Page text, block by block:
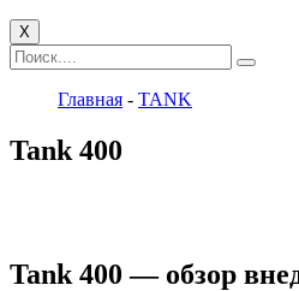
X
Главная - TANK
Tank 400
Tank 400 — обзор